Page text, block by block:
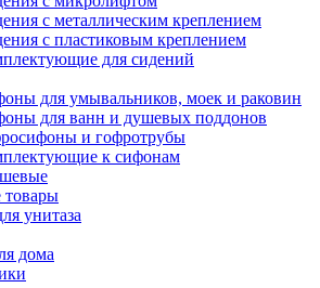
с металлическим креплением
с пластиковым креплением
для сидений
для умывальников, моек и раковин
для ванн и душевых поддонов
и гофротрубы
к сифонам
товары
унитаза
дома